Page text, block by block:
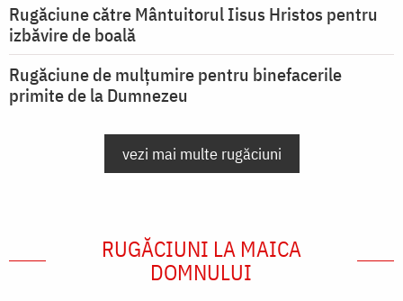
Rugăciune către Mântuitorul Iisus Hristos pentru
izbăvire de boală
Rugăciune de mulțumire pentru binefacerile
primite de la Dumnezeu
vezi mai multe rugăciuni
RUGĂCIUNI LA MAICA
DOMNULUI